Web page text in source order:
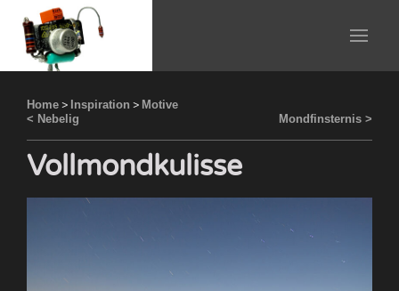
Home > Inspiration > Motive
< Nebelig
Mondfinsternis >
Vollmondkulisse